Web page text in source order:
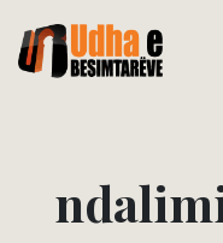
ndalim